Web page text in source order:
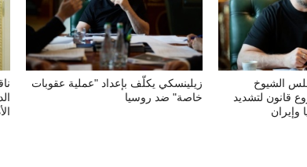
الشيوخ
قانون لتشديد
وإيران
زيلينسكي يكلّف بإعداد "عملية عقوبات
خاصة" ضد روسيا